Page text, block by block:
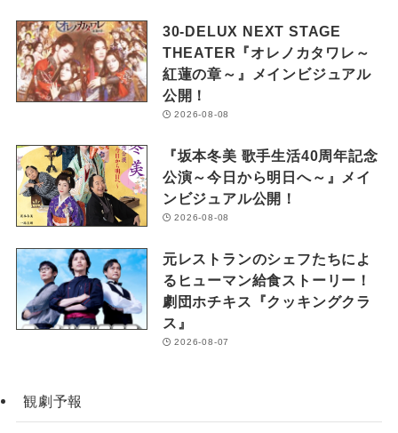
30-DELUX NEXT STAGE
THEATER『オレノカタワレ～
紅蓮の章～』メインビジュアル
公開！
2026-08-08
『坂本冬美 歌手生活40周年記念
公演～今日から明日へ～』メイ
ンビジュアル公開！
2026-08-08
元レストランのシェフたちによ
るヒューマン給食ストーリー！
劇団ホチキス『クッキングクラ
ス』
2026-08-07
観劇予報